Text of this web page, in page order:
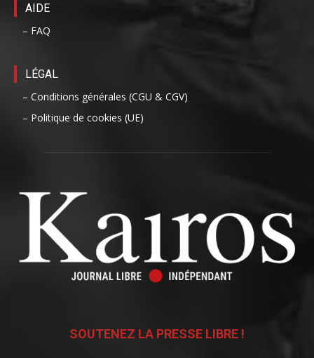
AIDE
– FAQ
LÉGAL
– Conditions générales (CGU & CGV)
– Politique de cookies (UE)
SOUTENEZ LA PRESSE LIBRE !